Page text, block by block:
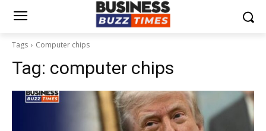
Tags Computer chips
Tag: computer chips